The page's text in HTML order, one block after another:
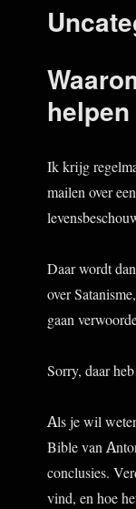
Ik krijg
mailen over
Daar wordt
over
gaan
Sorry, daar
Als je wil
Bible van
conclusies.
vind, en hoe